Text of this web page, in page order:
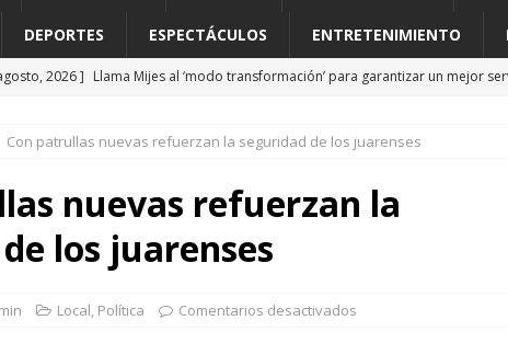
DEPORTES ESPECTÁCULOS ENTRETENIMIENTO
2026 ] Llama Mijes al ‘modo transformación’ para garantizar un mejor
2026 ] Ya cantó el gallo
HISTORIA Y CURIOSIDADES
2026 ]
Carmen Lilia Canturosas consolida a Nuevo Laredo como referente
2026 ] A Estado no le importan las personas vulnerables: Waldo
Con patrullas nuevas refuerzan la seguridad de los juarenses
nuevas refuerzan la
los juarenses
Local, Política Comentarios desactivados